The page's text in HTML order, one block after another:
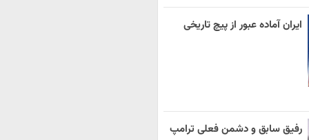
ایران آماده عبور از پیچ تاریخی
رفیق سابق و دشمن فعلی ترامپ